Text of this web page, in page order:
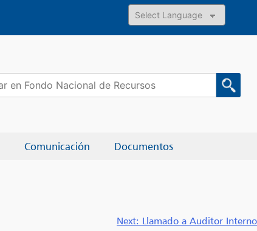
Powered by
Comunicación Documentos
Next: Llamado a Auditor Interno